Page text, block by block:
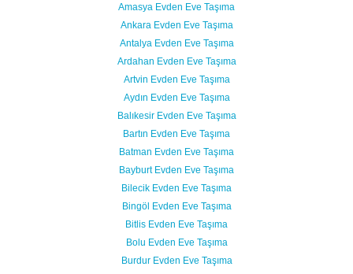
Amasya Evden Eve Taşıma
Ankara Evden Eve Taşıma
Antalya Evden Eve Taşıma
Ardahan Evden Eve Taşıma
Artvin Evden Eve Taşıma
Aydın Evden Eve Taşıma
Balıkesir Evden Eve Taşıma
Bartın Evden Eve Taşıma
Batman Evden Eve Taşıma
Bayburt Evden Eve Taşıma
Bilecik Evden Eve Taşıma
Bingöl Evden Eve Taşıma
Bitlis Evden Eve Taşıma
Bolu Evden Eve Taşıma
Burdur Evden Eve Taşıma